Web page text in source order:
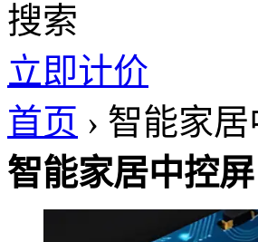
搜索
立即计价
首页 › 智能家居
智能家居中控